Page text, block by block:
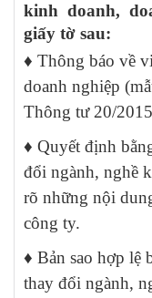
kinh doanh,
giấy tờ sau:
♦ Thông báo về
doanh nghiệp
Thông tư 20/
♦ Quyết định
đổi ngành, nghề
rõ những nội
công ty.
♦ Bản sao hợp lệ
thay đổi ngành,